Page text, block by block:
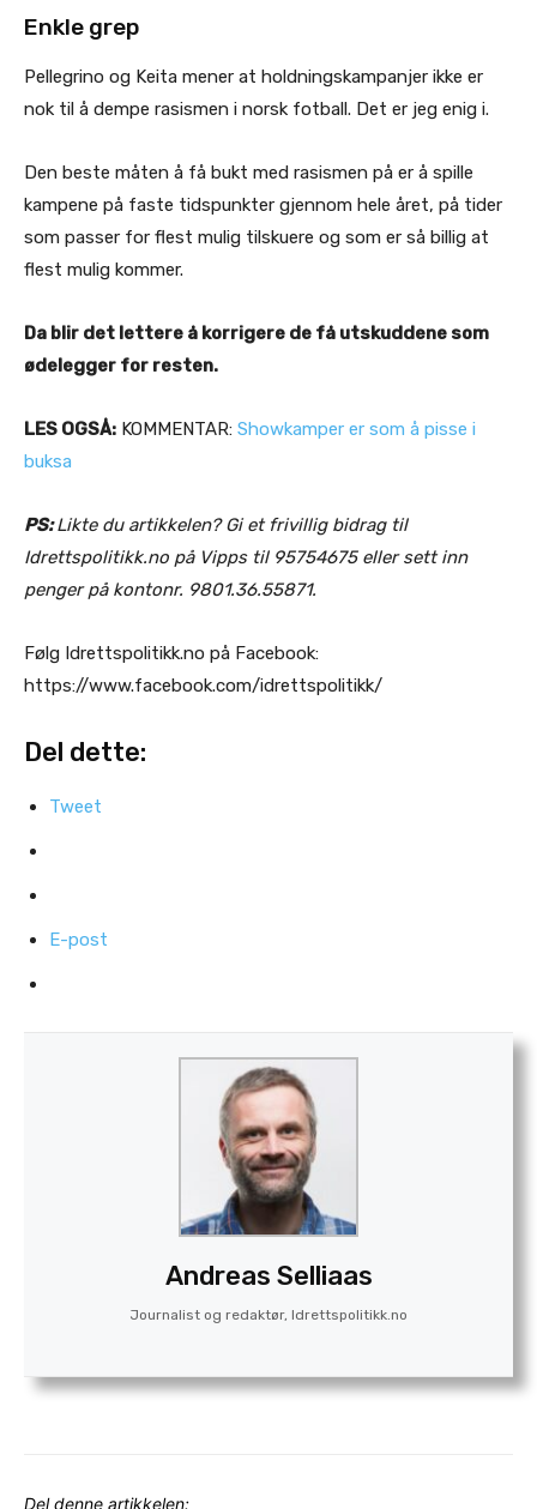
Enkle grep
Pellegrino og Keita mener at holdningskampanjer ikke er
nok til å dempe rasismen i norsk fotball. Det er jeg enig i.
Den beste måten å få bukt med rasismen på er å spille
kampene på faste tidspunkter gjennom hele året, på tider
som passer for flest mulig tilskuere og som er så billig at
flest mulig kommer.
Da blir det lettere å korrigere de få utskuddene som
ødelegger for resten.
LES OGSÅ: KOMMENTAR: Showkamper er som å pisse i
buksa
PS:Likte du artikkelen? Gi et frivillig bidrag til
Idrettspolitikk.no på Vipps til 95754675 eller sett inn
penger på kontonr. 9801.36.55871.
Følg Idrettspolitikk.no på Facebook:
https://www.facebook.com/idrettspolitikk/
Del dette:
Tweet
E-post
Andreas Selliaas
Journalist og redaktør, Idrettspolitikk.no
Del denne artikkelen: